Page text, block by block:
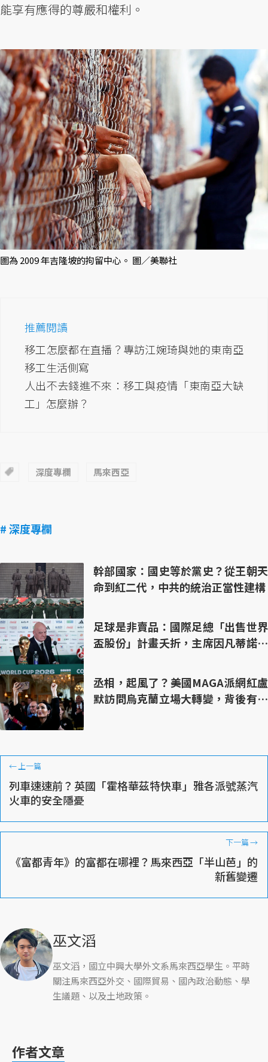
能享有應得的尊嚴和權利。
圖為 2009 年吉隆坡的拘留中心。 圖／美聯社
推薦閱讀
移工怎麼都在直播？專訪江婉琦與她的東南亞
移工生活側寫
人出不去錢進不來：移工與疫情「東南亞大缺
工」怎麼辦？
深度專欄 馬來西亞
# 深度專欄
幹部國家：國史等於黨史？從王朝天
命到紅二代，中共的統治正當性建構
足球是非賣品：國際足總「出售世界
盃股份」計畫夭折，主席因凡蒂諾面
丞相，起風了？美國MAGA派網紅盧
默訪問烏克蘭立場大轉變，背後有哪
←上一篇
列車速速前？英國「霍格華茲特快車」雅各派號蒸汽
火車的安全隱憂
下一篇→
《富都青年》的富都在哪裡？馬來西亞「半山芭」的
新舊變遷
巫文滔
巫文滔，國立中興大學外文系馬來西亞學生。平時
關注馬來西亞外交、國際貿易、國內政治動態、學
生議題、以及土地政策。
作者文章